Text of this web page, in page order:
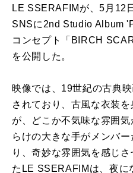
LE SSERAFIMが、5月12
SNSに2nd Studio Album
コンセプト「BIRCH
を公開した。
映像では、19世紀の古典
されており、古風な衣装
が、どこか不気味な雰囲
らけの大きな手がメンバ
り、奇妙な雰囲気を感じ
たLE SSERAFIMは、夜に